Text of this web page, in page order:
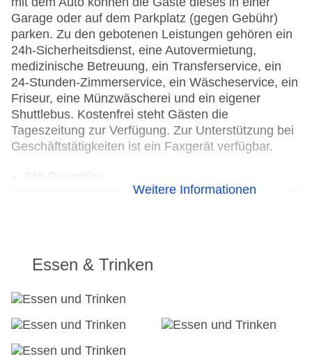
Garage oder auf dem Parkplatz (gegen Gebühr)
parken. Zu den gebotenen Leistungen gehören ein
24h-Sicherheitsdienst, eine Autovermietung,
medizinische Betreuung, ein Transferservice, ein
24-Stunden-Zimmerservice, ein Wäscheservice, ein
Friseur, eine Münzwäscherei und ein eigener
Shuttlebus. Kostenfrei steht Gästen die
Tageszeitung zur Verfügung. Zur Unterstützung bei
Geschäftstätigkeiten ist ein Faxgerät verfügbar.
Parkplatz: gegen Gebühr
Garage
Hotelsafe
Lift
Minimarkt
Anzahl der Aufzüge: 1
Weitere Informationen
Essen & Trinken